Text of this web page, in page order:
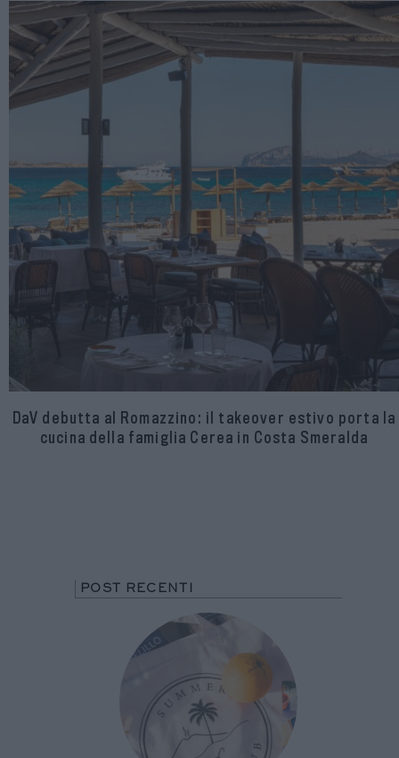
DaV debutta al Romazzino: il takeover estivo porta la
cucina della famiglia Cerea in Costa Smeralda
POST RECENTI